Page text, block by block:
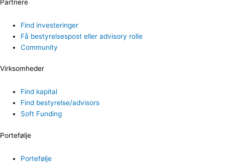
Partnere
Find investeringer
Få bestyrelsespost eller advisory rolle
Community
Virksomheder
Find kapital
Find bestyrelse/advisors
Soft Funding
Portefølje
Portefølje